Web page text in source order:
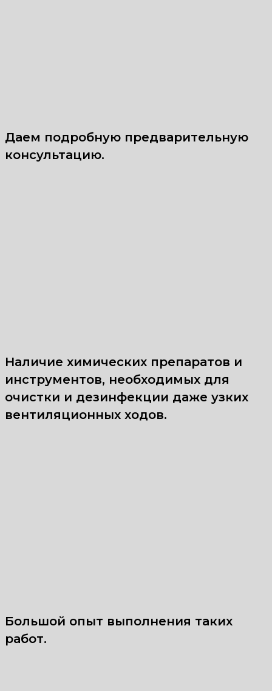
Даем подробную предварительную
консультацию.
Наличие химических препаратов и
инструментов, необходимых для
очистки и дезинфекции даже узких
вентиляционных ходов.
Большой опыт выполнения таких
работ.